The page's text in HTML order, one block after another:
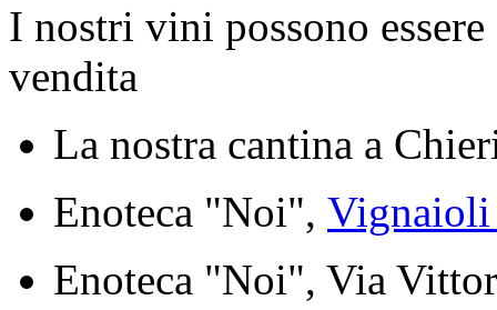
I nostri vini possono
vendita
La nostra cantina a
Enoteca "Noi", Vignaioli
Enoteca "Noi", Via